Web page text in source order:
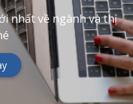
nhất về ngành và thị